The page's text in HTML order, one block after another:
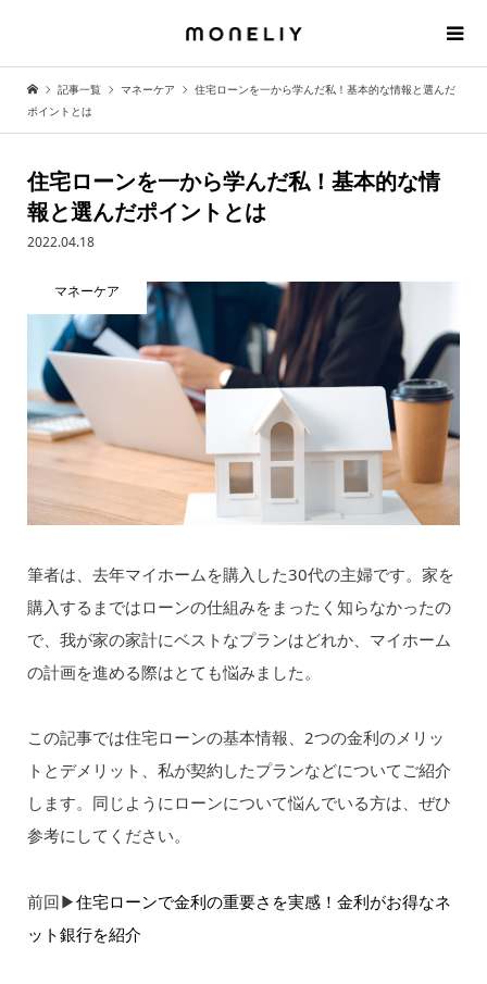
記事一覧 マネーケア
住宅ローンを一から学んだ私！基本的な情報と選んだ
ポイントとは
住宅ローンを一から学んだ私！基本的な情
報と選んだポイントとは
2022.04.18
マネーケア
筆者は、去年マイホームを購入した30代の主婦です。家を
購入するまではローンの仕組みをまったく知らなかったの
で、我が家の家計にベストなプランはどれか、マイホーム
の計画を進める際はとても悩みました。
この記事では住宅ローンの基本情報、2つの金利のメリッ
トとデメリット、私が契約したプランなどについてご紹介
します。同じようにローンについて悩んでいる方は、ぜひ
参考にしてください。
前回▶︎住宅ローンで金利の重要さを実感！金利がお得なネ
ット銀行を紹介